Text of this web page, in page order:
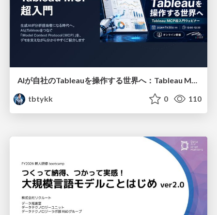
AIが自社のTableauを操作する世界へ：Tableau MCP超入門
tbtykk
0 110